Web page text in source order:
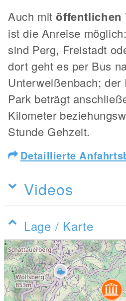
Auch mitöffentlichen
ist die Anreise
sind Perg, Freistadt
dort geht es per Bus
Unterweißenbach; der
Park beträgt
Kilometer
Stunde Gehzeit.
Detaillierte
Videos
Lage / Karte